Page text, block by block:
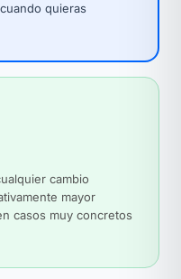
quieras
cambio
mayor
casos muy concretos